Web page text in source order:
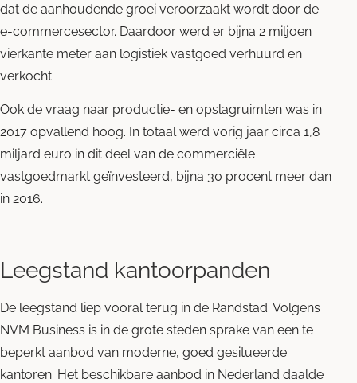
dat de aanhoudende groei veroorzaakt wordt door de
e-commercesector. Daardoor werd er bijna 2 miljoen
vierkante meter aan logistiek vastgoed verhuurd en
verkocht.
Ook de vraag naar productie- en opslagruimten was in
2017 opvallend hoog. In totaal werd vorig jaar circa 1,8
miljard euro in dit deel van de commerciële
vastgoedmarkt geïnvesteerd, bijna 30 procent meer dan
in 2016.
Leegstand kantoorpanden
De leegstand liep vooral terug in de Randstad. Volgens
NVM Business is in de grote steden sprake van een te
beperkt aanbod van moderne, goed gesitueerde
kantoren. Het beschikbare aanbod in Nederland daalde